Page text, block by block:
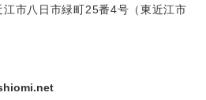
市八日市緑町25番4号（東近江市